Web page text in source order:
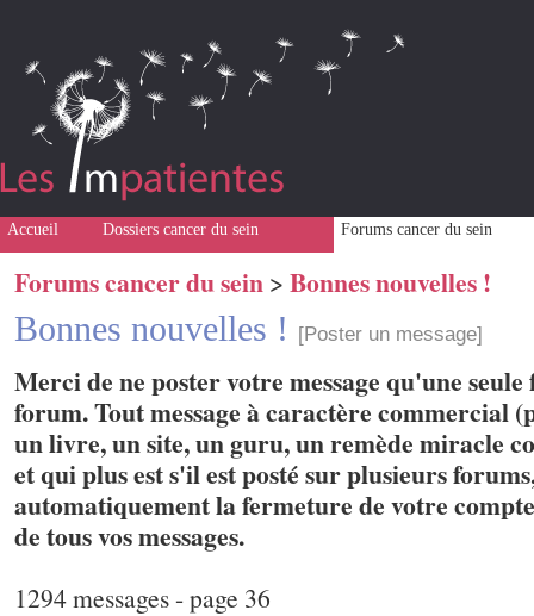
Accueil Dossiers cancer du sein Forums cancer du sein
Forums cancer du sein > Bonnes nouvelles !
Bonnes nouvelles ! [Poster un message]
Merci de ne poster votre message qu'une seule
forum. Tout message à caractère commercial
un livre, un site, un guru, un remède miracle
et qui plus est s'il est posté sur plusieurs
automatiquement la fermeture de votre
de tous vos messages.
1294 messages - page 36